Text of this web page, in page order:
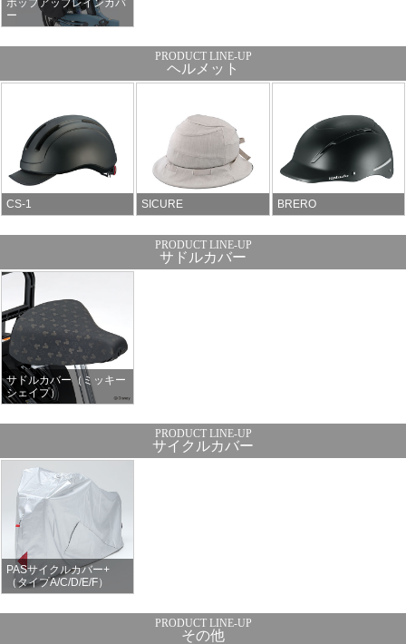
ー
ヘルメット
CS-1 SICURE BRERO
サドルカバー
サドルカバー（ミッキー
シェイプ）
サイクルカバー
PASサイクルカバー+
（タイプA/C/D/E/F）
その他